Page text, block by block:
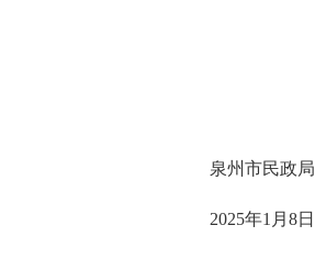
泉州市民政局
2025年1 月8日